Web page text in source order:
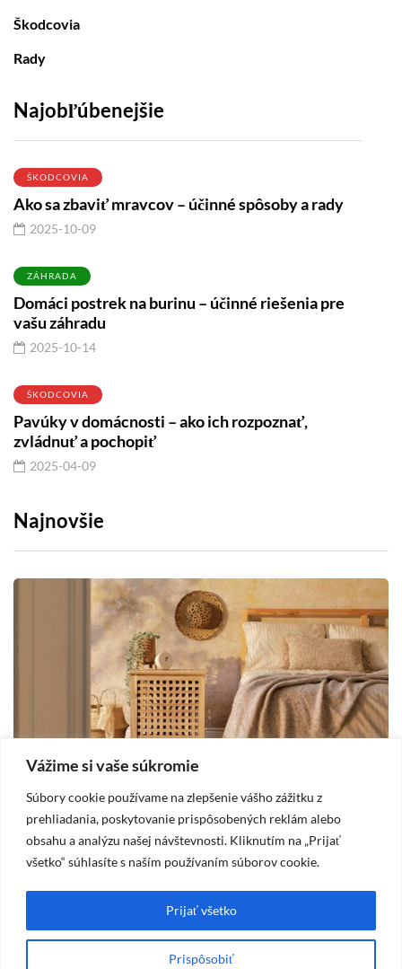
Vážime si vaše súkromie
Súbory cookie používame na zlepšenie vášho zážitku z
prehliadania, poskytovanie prispôsobených reklám alebo
obsahu a analýzu našej návštevnosti. Kliknutím na „Prijať
všetko“ súhlasíte s naším používaním súborov cookie.
Prispôsobiť
Prijať všetko
Škodcovia
Rady
Najobľúbenejšie
ŠKODCOVIA
Ako sa zbaviť mravcov – účinné spôsoby a rady
2025-10-09
ZÁHRADA
Domáci postrek na burinu – účinné riešenia pre
vašu záhradu
2025-10-14
ŠKODCOVIA
Pavúky v domácnosti – ako ich rozpoznať,
zvládnuť a pochopiť
2025-04-09
Najnovšie
DOM
2025-10-19
Vidiecka spálňa – štýl, ktorý prináša pokoj